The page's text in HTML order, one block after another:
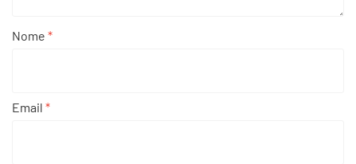
Nome *
Email *